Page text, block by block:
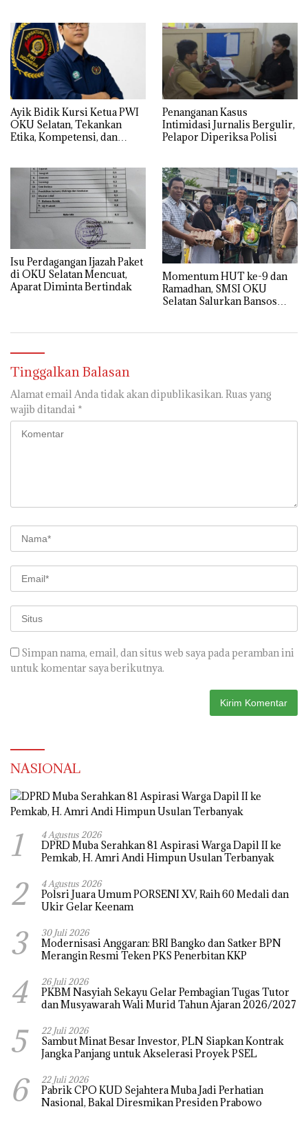
Ayik Bidik Kursi Ketua PWI
OKU Selatan, Tekankan
Etika, Kompetensi, dan
Penanganan Kasus
Intimidasi Jurnalis Bergulir,
Pelapor Diperiksa Polisi
Isu Perdagangan Ijazah Paket
di OKU Selatan Mencuat,
Aparat Diminta Bertindak
Momentum HUT ke-9 dan
Ramadhan, SMSI OKU
Selatan Salurkan Bansos
Tinggalkan Balasan
Alamat email Anda tidak akan dipublikasikan. Ruas yang
wajib ditandai *
Simpan nama, email, dan situs web saya pada peramban ini
untuk komentar saya berikutnya.
NASIONAL
1 4 Agustus 2026
DPRD Muba Serahkan 81 Aspirasi Warga Dapil II ke
Pemkab, H. Amri Andi Himpun Usulan Terbanyak
2 4 Agustus 2026
Polsri Juara Umum PORSENI XV, Raih 60 Medali dan
Ukir Gelar Keenam
3 30 Juli 2026
Modernisasi Anggaran: BRI Bangko dan Satker BPN
Merangin Resmi Teken PKS Penerbitan KKP
4 26 Juli 2026
PKBM Nasyiah Sekayu Gelar Pembagian Tugas Tutor
dan Musyawarah Wali Murid Tahun Ajaran 2026/2027
5 22 Juli 2026
Sambut Minat Besar Investor, PLN Siapkan Kontrak
Jangka Panjang untuk Akselerasi Proyek PSEL
6 22 Juli 2026
Pabrik CPO KUD Sejahtera Muba Jadi Perhatian
Nasional, Bakal Diresmikan Presiden Prabowo